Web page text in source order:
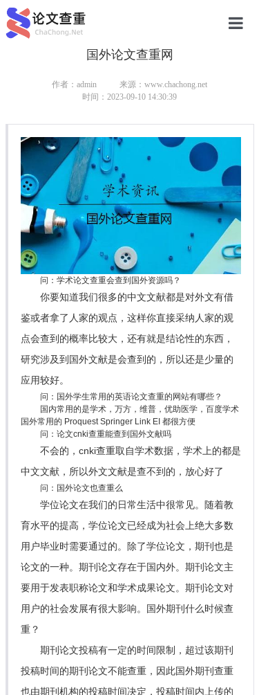
本科论文
研究生论
硕士论文
博士论文
国外论文查重网
作者：admin
来源：www.chachong.net
时间：2023-09-10 14:30:39
问：学术论文查重会查到国外资源吗？
你要知道我们很多的中文文献都是对外文有借
鉴或者拿了人家的观点，这样你直接采纳人家的观
点会查到的概率比较大，还有就是结论性的东西，
研究涉及到国外文献是会查到的，所以还是少量的
应用较好。
问：国外学生常用的英语论文查重的网站有哪些？
国内常用的是学术，万方，维普，优助医学，百度学术
国外常用的 Proquest Springer Link EI 都很方便
问：论文cnki查重能查到国外文献吗
不会的，cnki查重取自学术数据，学术上的都是
中文文献，所以外文文献是查不到的，放心好了
问：国外论文也查重么
学位论文在我们的日常生活中很常见。随着教
育水平的提高，学位论文已经成为社会上绝大多数
用户毕业时需要通过的。除了学位论文，期刊也是
论文的一种。期刊论文存在于国内外。期刊论文主
要用于发表职称论文和学术成果论文。期刊论文对
用户的社会发展有很大影响。国外期刊什么时候查
重？
期刊论文投稿有一定的时间限制，超过该期刊
投稿时间的期刊论文不能查重，因此国外期刊查重
也由期刊机构的投稿时间决定，投稿时间内上传的